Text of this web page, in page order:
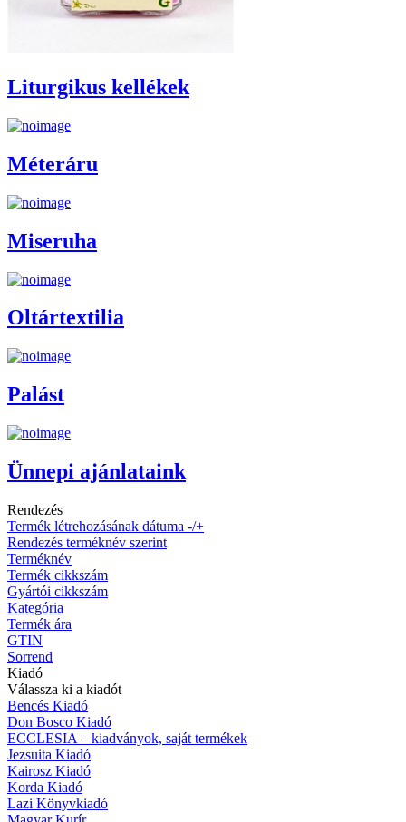
Liturgikus kellékek
Méteráru
Miseruha
Oltártextilia
Palást
Ünnepi ajánlataink
Rendezés
Termék létrehozásának dátuma -/+
Rendezés terméknév szerint
Terméknév
Termék cikkszám
Gyártói cikkszám
Kategória
Termék ára
GTIN
Sorrend
Kiadó
Válassza ki a kiadót
Bencés Kiadó
Don Bosco Kiadó
ECCLESIA – kiadványok, saját termékek
Jezsuita Kiadó
Kairosz Kiadó
Korda Kiadó
Lazi Könyvkiadó